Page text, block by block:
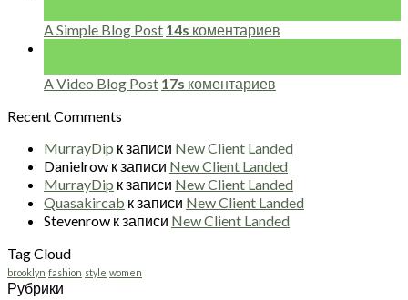
A Simple Blog Post 14s коментариев
A Video Blog Post 17s коментариев
Recent Comments
MurrayDip к записи New Client Landed
Danielrow к записи New Client Landed
MurrayDip к записи New Client Landed
Quasakircab к записи New Client Landed
Stevenrow к записи New Client Landed
Tag Cloud
brooklyn fashion style women
Рубрики